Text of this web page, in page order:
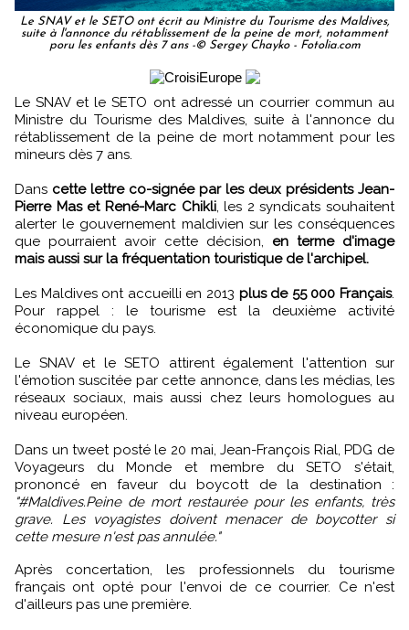
Le SNAV et le SETO ont écrit au Ministre du Tourisme des Maldives,
suite à l'annonce du rétablissement de la peine de mort, notamment
poru les enfants dès 7 ans -© Sergey Chayko - Fotolia.com
Le SNAV et le SETO ont adressé un courrier commun au
Ministre du Tourisme des Maldives, suite à l'annonce du
rétablissement de la peine de mort notamment pour les
mineurs dès 7 ans.
Dans cette lettre co-signée par les deux présidents Jean-
Pierre Mas et René-Marc Chikli, les 2 syndicats souhaitent
alerter le gouvernement maldivien sur les conséquences
que pourraient avoir cette décision, en terme d'image
mais aussi sur la fréquentation touristique de l'archipel.
Les Maldives ont accueilli en 2013 plus de 55 000 Français.
Pour rappel : le tourisme est la deuxième activité
économique du pays.
Le SNAV et le SETO attirent également l'attention sur
l'émotion suscitée par cette annonce, dans les médias, les
réseaux sociaux, mais aussi chez leurs homologues au
niveau européen.
Dans un tweet posté le 20 mai, Jean-François Rial, PDG de
Voyageurs du Monde ‏et membre du SETO s'était,
prononcé en faveur du boycott de la destination :
"#Maldives.Peine de mort restaurée pour les enfants, très
grave. Les voyagistes doivent menacer de boycotter si
cette mesure n'est pas annulée."
Après concertation, les professionnels du tourisme
français ont opté pour l'envoi de ce courrier. Ce n'est
d'ailleurs pas une première.